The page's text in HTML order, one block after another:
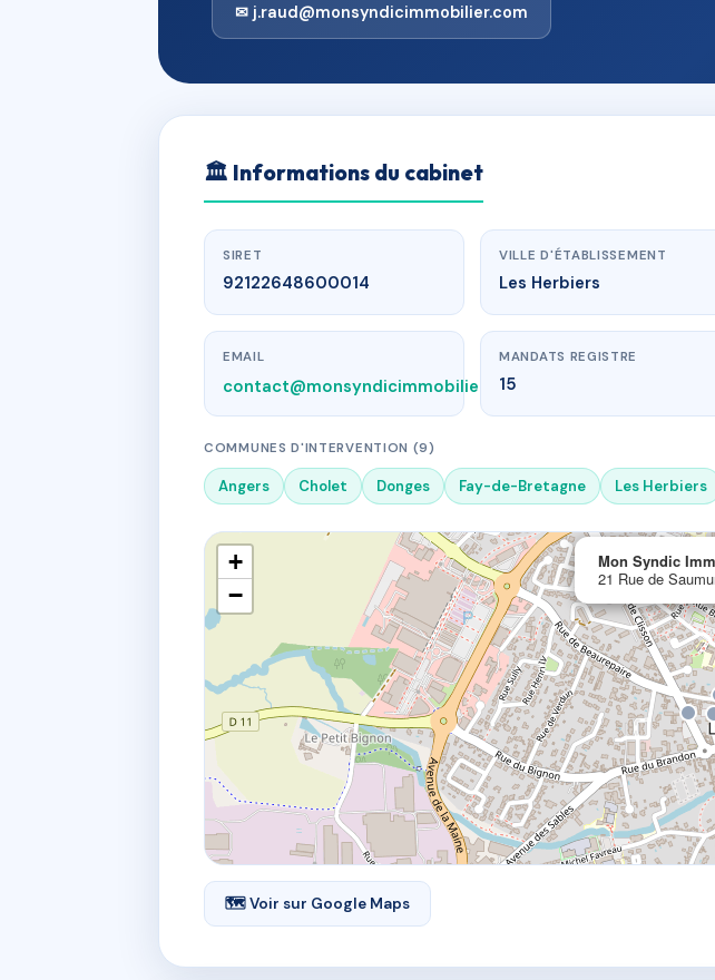
✉ j.raud@monsyndicimmobilier.com
🏛 Informations du cabinet
SIRET
92122648600014
VILLE D'ÉTABLISSEMENT
Les Herbiers
EMAIL
contact@monsyndicimmobilier.com
MANDATS REGISTRE
15
COMMUNES D'INTERVENTION (9)
Angers Cholet Donges Fay-de-Bretagne Les Herbiers
Mon Syndic
21 Rue de
+
−
🗺 Voir sur Google Maps